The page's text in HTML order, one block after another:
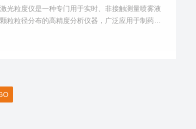
光粒度仪是一种专门用于实时、非接触测量喷雾液
粒粒径分布的高精度分析仪器，广泛应用于制药、
激光散射（衍射）理论：当一束平行激光穿过喷雾场
捕捉多角度散射信号，结合米氏（Mie）散射理论
琅禾费（Fraunhofer）衍射模型，利用反演算法精确